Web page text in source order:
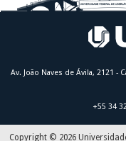
Av. João Naves de Ávila, 2121 -
+55 34
Copyright © 2026